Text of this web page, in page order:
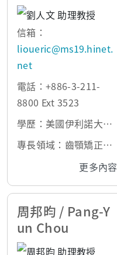
信箱：
lioueric@ms19.hinet.
net
電話：+886-3-211-
8800 Ext 3523
學歷：美國伊利諾大學
碩士
專長領域：齒顎矯正，
更多內容
周邦昀 / Pang-Y
un Chou